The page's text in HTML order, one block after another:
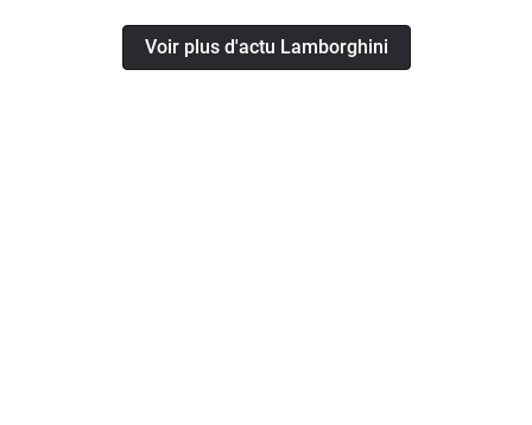
Voir plus d'actu Lamborghini